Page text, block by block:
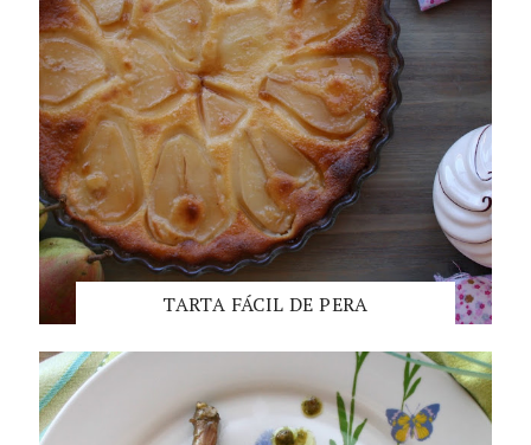
TARTA FÁCIL DE PERA